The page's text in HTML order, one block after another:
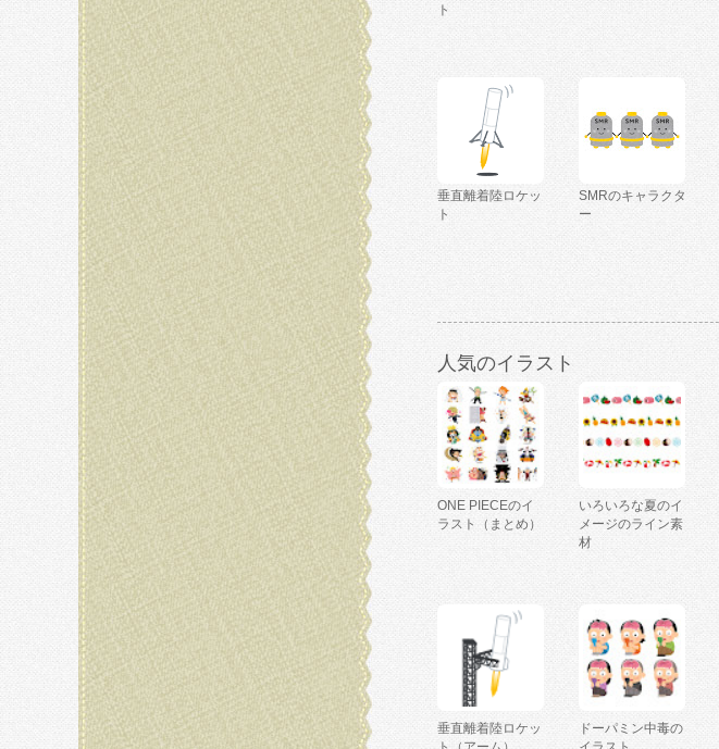
ト
垂直離着陸ロケッ
ト
SMRのキャラクタ
ー
人気のイラスト
ONE PIECEのイ
ラスト（まとめ）
いろいろな夏のイ
メージのライン素
材
垂直離着陸ロケッ
ドーパミン中毒の